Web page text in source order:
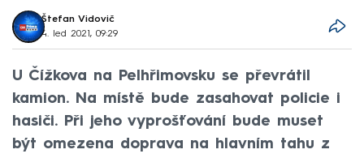
Štefan Vidovič
4. led 2021, 09:29
U Čížkova na Pelhřimovsku se převrátil
kamion. Na místě bude zasahovat policie i
hasiči. Při jeho vyprošťování bude muset
být omezena doprava na hlavním tahu z